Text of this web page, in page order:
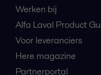
Werken bij
Alfa Laval Product
Voor leveranciers
Here magazine
Partnerportal